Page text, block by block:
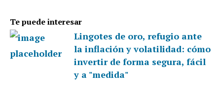
Te puede interesar
Lingotes de oro, refugio ante
la inflación y volatilidad: cómo
invertir de forma segura, fácil
y a "medida"